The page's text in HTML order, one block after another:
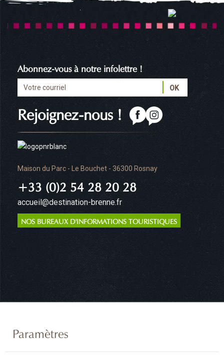
Maison du Parc - Le Bouchet - 36300 Rosnay
+33 (0)2 54 28 20 28
accueil@destination-brenne.fr
NOS BUREAUX D'INFORMATIONS TOURISTIQUES
Rejoignez-nous !
Abonnez-vous à notre infolettre !
Paramètres